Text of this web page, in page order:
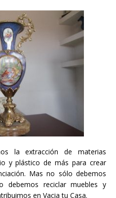
la extracción de materias
y plástico de más para crear
Mas no sólo debemos
debemos reciclar muebles y
en Vacia tu Casa.